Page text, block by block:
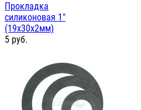
Прокладка
силиконовая 1"
(19х30х2мм)
5 руб.